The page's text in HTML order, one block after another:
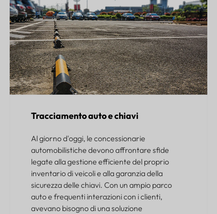
Tracciamento auto e chiavi
Al giorno d'oggi, le concessionarie
automobilistiche devono affrontare sfide
legate alla gestione efficiente del proprio
inventario di veicoli e alla garanzia della
sicurezza delle chiavi. Con un ampio parco
auto e frequenti interazioni con i clienti,
avevano bisogno di una soluzione